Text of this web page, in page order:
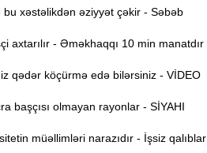
xəstəlikdən əziyyət çəkir - Səbəb
axtarılır - Əməkhaqqı 10 min manatdır
qədər köçürmə edə bilərsiniz - VİDEO
başçısı olmayan rayonlar - SİYAHI
müəllimləri narazıdır - İşsiz qalıblar